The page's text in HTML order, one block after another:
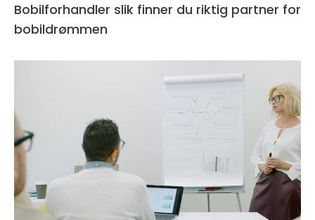
Bobilforhandler slik finner du riktig partner for
bobildrømmen